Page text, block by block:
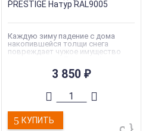
PRESTIGE Натур RAL9005
Каждую зиму падение с дома
накопившейся толщи снега
повреждает чужое имущество
большой объем осадков зимой не
редкость, поэтому
можно и нужно предотвращать.
Решить данную проблему могут
Коллекция:Roofsystems
PRESTIGE
3 850₽
КУПИТЬ